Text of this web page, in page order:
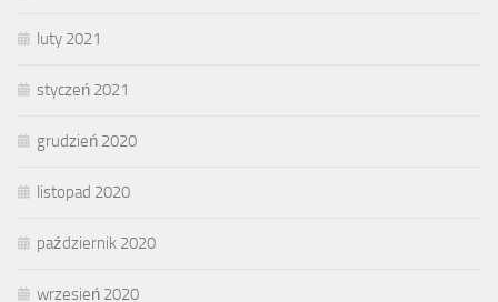
luty 2021
styczeń 2021
grudzień 2020
listopad 2020
październik 2020
wrzesień 2020